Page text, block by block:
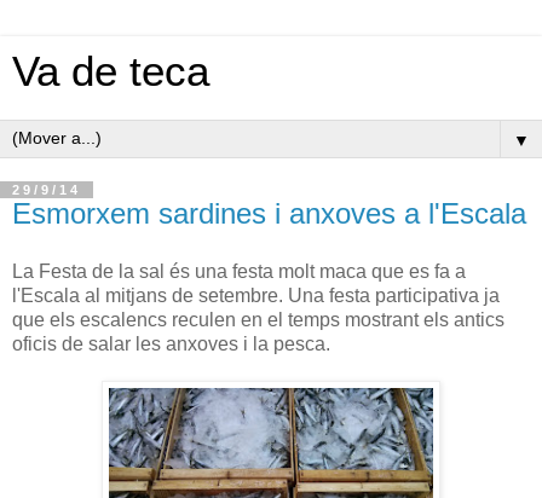
Va de teca
▼
29/9/14
Esmorxem sardines i anxoves a l'Escala
La Festa de la sal és una festa molt maca que es fa a
l'Escala al mitjans de setembre. Una festa participativa ja
que els escalencs reculen en el temps mostrant els antics
oficis de salar les anxoves i la pesca.